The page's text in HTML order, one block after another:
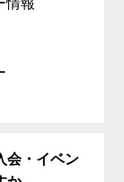
情報
会・イベン